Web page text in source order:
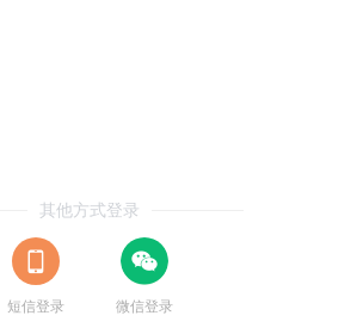
其他方式登录
短信登录 微信登录